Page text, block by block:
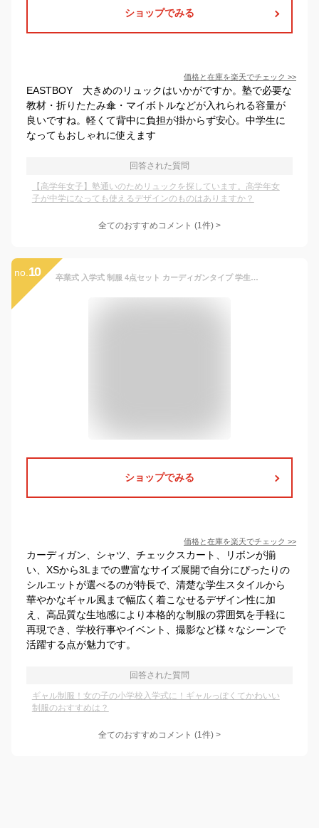
ショップでみる
価格と在庫を楽天でチェック >>
EASTBOY 大きめのリュックはいかがですか。塾で必要な
教材・折りたたみ傘・マイボトルなどが入れられる容量が
良いですね。軽くて背中に負担が掛からず安心。中学生に
なってもおしゃれに使えます
回答された質問
【高学年女子】塾通いのためリュックを探しています。高学年女
子が中学になっても使えるデザインのものはありますか？
全てのおすすめコメント (1件) >
no. 10 卒業式 入学式 制服 4点セット カーディガンタイプ 学生服 女の子スーツ 女子高生 jk ギャル 衣装 コスプレ カーディガン スカート コスプレ衣装 スクール セット コスチューム 仮装 XS S M L XL 3L
ショップでみる
価格と在庫を楽天でチェック >>
カーディガン、シャツ、チェックスカート、リボンが揃
い、XSから3Lまでの豊富なサイズ展開で自分にぴったりの
シルエットが選べるのが特長で、清楚な学生スタイルから
華やかなギャル風まで幅広く着こなせるデザイン性に加
え、高品質な生地感により本格的な制服の雰囲気を手軽に
再現でき、学校行事やイベント、撮影など様々なシーンで
活躍する点が魅力です。
回答された質問
ギャル制服！女の子の小学校入学式に！ギャルっぽくてかわいい
制服のおすすめは？
全てのおすすめコメント (1件) >